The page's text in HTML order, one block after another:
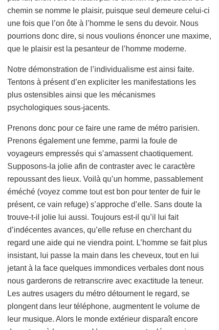
chemin se nomme le plaisir, puisque seul demeure celui-ci
une fois que l’on ôte à l’homme le sens du devoir. Nous
pourrions donc dire, si nous voulions énoncer une maxime,
que le plaisir est la pesanteur de l’homme moderne.
Notre démonstration de l’individualisme est ainsi faite.
Tentons à présent d’en expliciter les manifestations les
plus ostensibles ainsi que les mécanismes
psychologiques sous-jacents.
Prenons donc pour ce faire une rame de métro parisien.
Prenons également une femme, parmi la foule de
voyageurs empressés qui s’amassent chaotiquement.
Supposons-la jolie afin de contraster avec le caractère
repoussant des lieux. Voilà qu’un homme, passablement
éméché (voyez comme tout est bon pour tenter de fuir le
présent, ce vain refuge) s’approche d’elle. Sans doute la
trouve-t-il jolie lui aussi. Toujours est-il qu’il lui fait
d’indécentes avances, qu’elle refuse en cherchant du
regard une aide qui ne viendra point. L’homme se fait plus
insistant, lui passe la main dans les cheveux, tout en lui
jetant à la face quelques immondices verbales dont nous
nous garderons de retranscrire avec exactitude la teneur.
Les autres usagers du métro détournent le regard, se
plongent dans leur téléphone, augmentent le volume de
leur musique. Alors le monde extérieur disparaît encore